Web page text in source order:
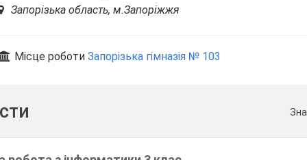
Запорізька область, м.Запоріжжя
Місце роботиЗапорізька гімназія № 103